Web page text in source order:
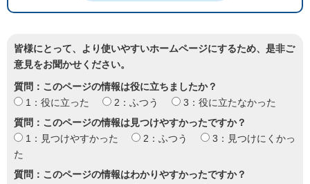
皆様にとって、より使いやすいホームページにするため、是非ご
意見をお聞かせください。
質問：このページの情報は役に立ちましたか？
1：役に立った
2：ふつう
3：役に立たなかった
質問：このページの情報は見つけやすかったですか？
1：見つけやすかった
2：ふつう
3：見つけにくかっ
た
質問：このページの情報はわかりやすかったですか？